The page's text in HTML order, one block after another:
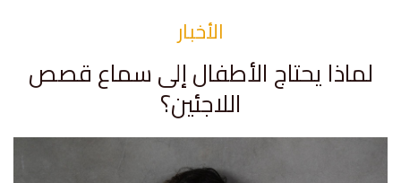
الأخبار
لماذا يحتاج الأطفال إلى سماع قصص
اللاجئين؟